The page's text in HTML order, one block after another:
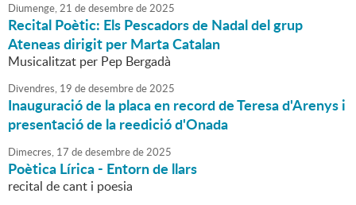
Diumenge,21 dedesembrede2025
Recital Poètic: Els Pescadors de Nadal del grup
Ateneas dirigit per Marta Catalan
Musicalitzat per Pep Bergadà
Divendres, 19 dedesembrede2025
Inauguració de la placa en record de Teresa d'Arenys i
presentació de la reedició d'Onada
Dimecres, 17 dedesembrede2025
Poètica Lírica - Entorn de llars
recital de cant i poesia